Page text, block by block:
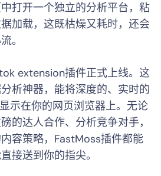
打开一个独立的分析平台，粘
加载，这既枯燥又耗时，还会
。
extension插件正式上线。这
析神器，能将深度的、实时的
示在你的网页浏览器上。无论
的达人合作、分析竞争对手，
容策略，FastMoss插件都能
接送到你的指尖。